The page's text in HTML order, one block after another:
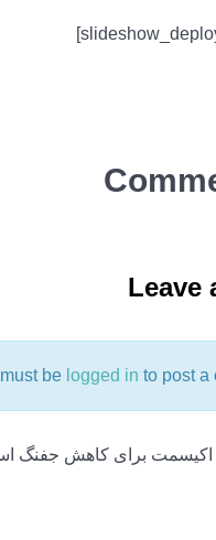
Leave
be logged in to post a
اکیسمت برای کاهش جفنگ